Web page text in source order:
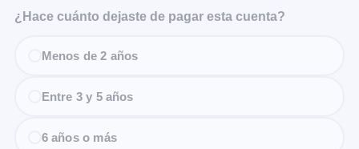
¿Hace cuánto dejaste de pagar esta cuenta?
Menos de 2 años
Entre 3 y 5 años
6 años o más